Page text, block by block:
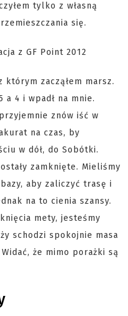
tylko z własną
się.
którym zacząłem marsz.
a 4 i wpadł na mnie.
znów iść w
na czas, by
w dół, do Sobótki.
zamknięte. Mieliśmy
aby zaliczyć trasę i
na to cienia szansy.
mety, jesteśmy
schodzi spokojnie masa
że mimo porażki są